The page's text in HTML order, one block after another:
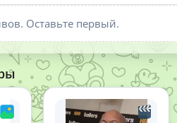
Оставьте первый.